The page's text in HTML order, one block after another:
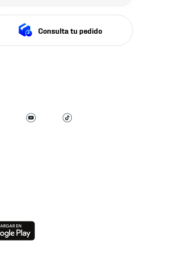
Consulta tu pedido